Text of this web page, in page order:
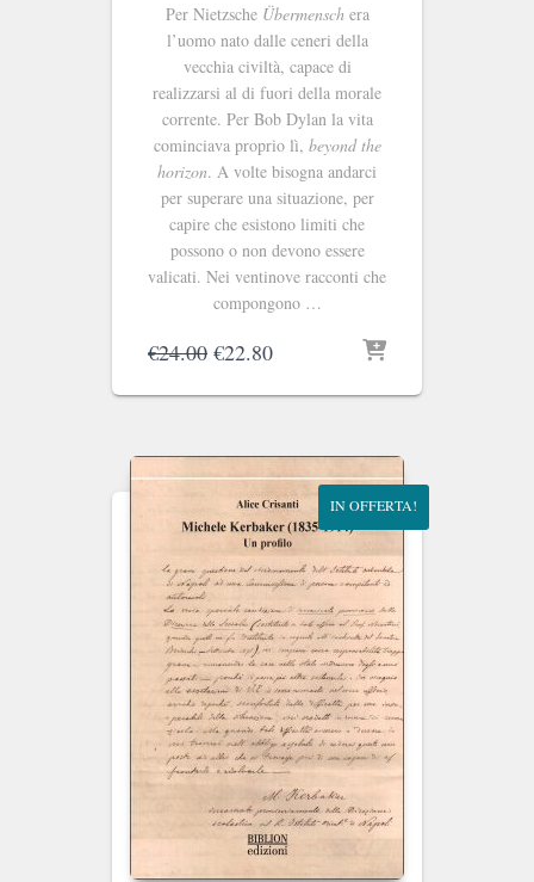
Per Nietzsche Übermensch era
l’uomo nato dalle ceneri della
vecchia civiltà, capace di
realizzarsi al di fuori della morale
corrente. Per Bob Dylan la vita
cominciava proprio lì, beyond the
horizon. A volte bisogna andarci
per superare una situazione, per
capire che esistono limiti che
possono o non devono essere
valicati. Nei ventinove racconti che
compongono …
€24.00 Il
originale
€24.00.
€22.80Il
attuale
€22.80.
IN OFFERTA!